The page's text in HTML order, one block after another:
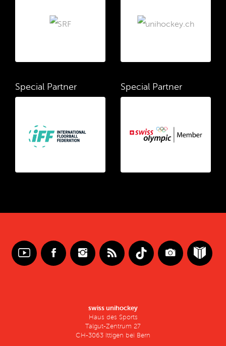
Special Partner Special Partner
swiss unihockey
Haus des Sports
Talgut-Zentrum 27
CH-3063 Ittigen bei Bern